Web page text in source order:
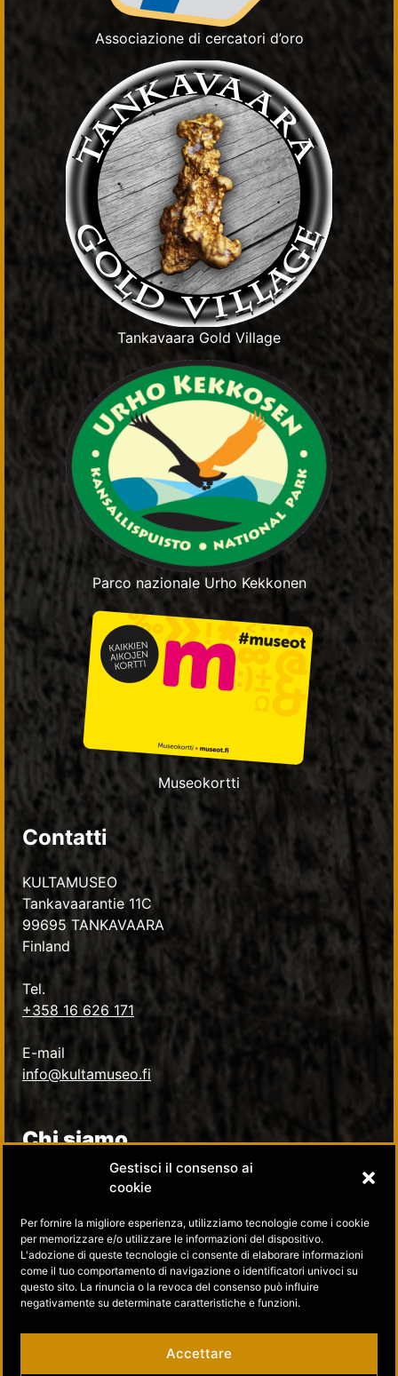
Gestisci il consenso ai
cookie
Per fornire la migliore esperienza, utilizziamo tecnologie come i cookie
per memorizzare e/o utilizzare le informazioni del dispositivo.
L'adozione di queste tecnologie ci consente di elaborare informazioni
come il tuo comportamento di navigazione o identificatori univoci su
questo sito. La rinuncia o la revoca del consenso può influire
negativamente su determinate caratteristiche e funzioni.
Accettare
Associazione di cercatori d’oro
Tankavaara Gold Village
Parco nazionale Urho Kekkonen
Museokortti
Contatti
KULTAMUSEO
Tankavaarantie 11C
99695 TANKAVAARA
Finland
Tel.
+358 16 626 171
E-mail
info@kultamuseo.fi
Chi siamo
Informativa sulla privacy
Contatti
Seguici su
Museo dell’Oro su Facebook